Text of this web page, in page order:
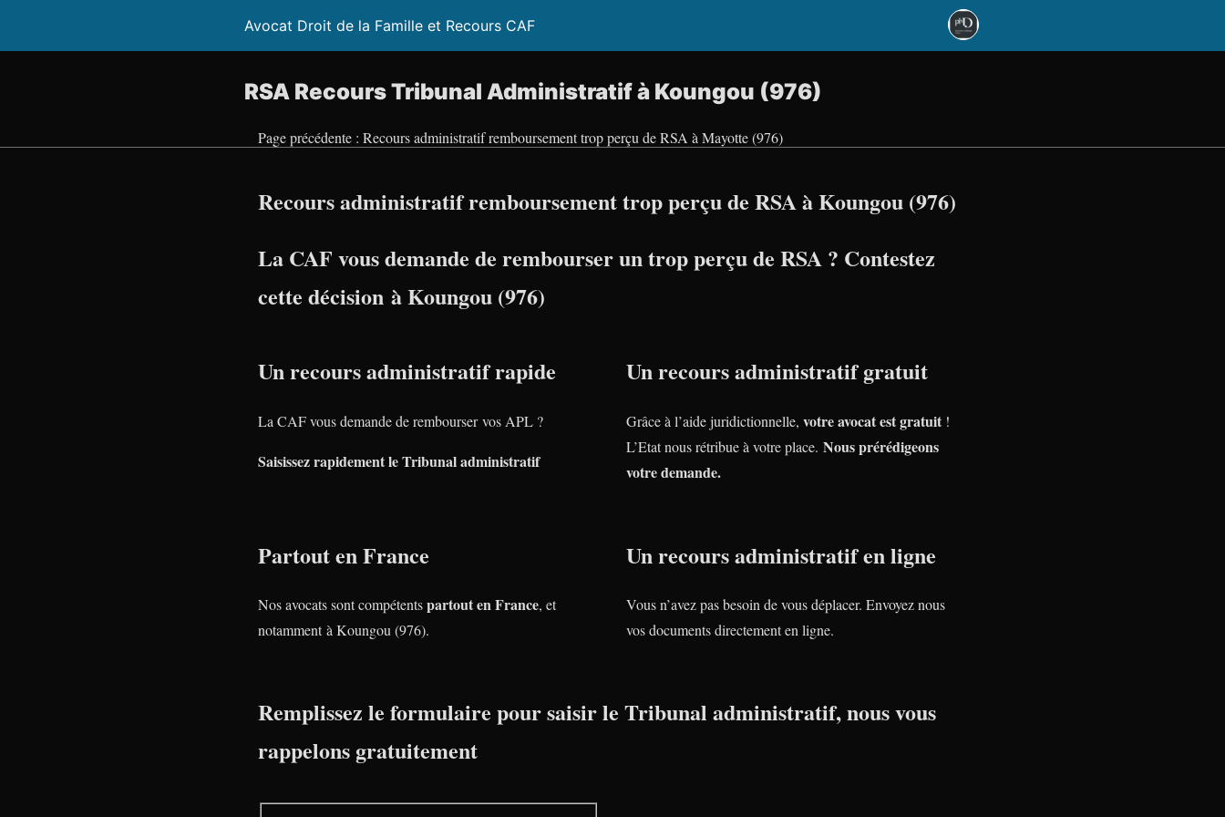
Avocat Droit de la Famille et Recours CAF
RSA Recours Tribunal Administratif à Koungou (976)
Page précédente : Recours administratif remboursement trop perçu de RSA à Mayotte (976)
Recours administratif remboursement trop perçu de RSA à Koungou (976)
La CAF vous demande de rembourser un trop perçu de RSA ? Contestez
cette décision à Koungou (976)
Un recours administratif rapide
La CAF vous demande de rembourser vos APL ?
Saisissez rapidement le Tribunal administratif
Un recours administratif gratuit
Grâce à l’aide juridictionnelle, votre avocat est gratuit !
L’Etat nous rétribue à votre place. Nous prérédigeons
votre demande.
Partout en France
Nos avocats sont compétentspartout en France, et
notamment à Koungou (976).
Un recours administratif en ligne
Vous n’avez pas besoin de vous déplacer. Envoyez nous
vos documents directement en ligne.
Remplissez le formulaire pour saisir le Tribunal administratif, nous vous
rappelons gratuitement